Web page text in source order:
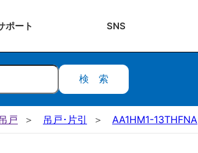
ポート SNS
検索
戸 吊戸･片引 AA1HM1-13THFNA